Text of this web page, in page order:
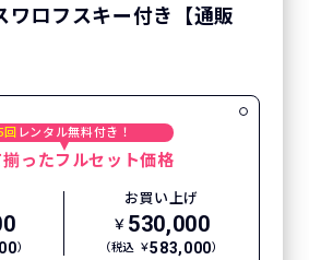
ロフスキー付き【通販
回 レンタル無料付き！
揃ったフルセット価格
）
お買い上げ
￥ 530,000
（税込 ￥583,000）